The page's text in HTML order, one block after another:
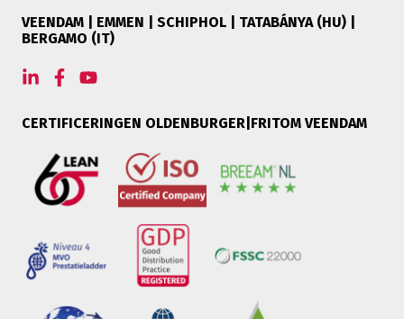
VEENDAM | EMMEN | SCHIPHOL | TATABÁNYA (HU) |
BERGAMO (IT)
CERTIFICERINGEN OLDENBURGER|FRITOM VEENDAM